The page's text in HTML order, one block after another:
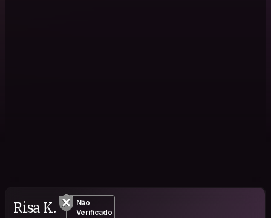
Risa K.
Não
Verificado